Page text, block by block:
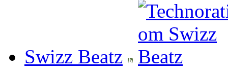
Swizz Beatz